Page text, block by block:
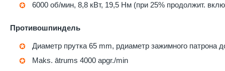
6000 об/мин, 8,8 кВт, 19,5 Нм (при 25% продолжит.
Противошпиндель
Диаметр прутка 65 mm, pдиаметр зажимного патрона
Maks. ātrums 4000 apgr./min